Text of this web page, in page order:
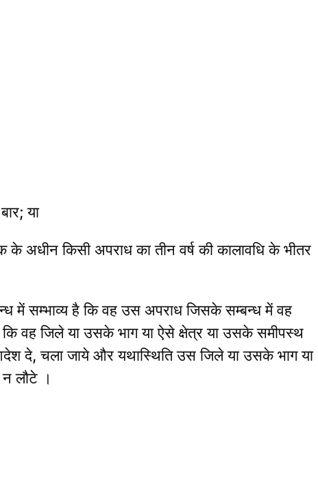
या
अधीन किसी अपराध का तीन वर्ष की कालावधि के भीतर
में सम्भाव्य है कि वह उस अपराध जिसके सम्बन्ध में वह
वह जिले या उसके भाग या ऐसे क्षेत्र या उसके समीपस्थ
दे, चला जाये और यथास्थिति उस जिले या उसके भाग या
लौटे ।